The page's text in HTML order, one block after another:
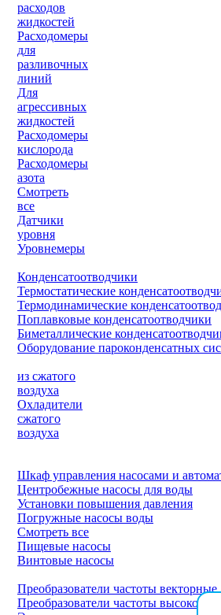
расходов
жидкостей
Расходомеры
для
разливочных
линий
Для
агрессивных
жидкостей
Расходомеры
кислорода
Расходомеры
азота
Смотреть
все
Датчики
уровня
Уровнемеры
Конденсатоотводчики
Термостатические
Термодинамические
Поплавковые конденсатоотводчики
Биметаллические
Оборудование пароконденсатных
из сжатого
воздуха
Охладители
сжатого
воздуха
Шкаф управления насосами и
Центробежные насосы для воды
Установки повышения давления
Погружные насосы воды
Смотреть все
Пищевые насосы
Винтовые насосы
Преобразователи частоты векторные
Преобразователи частоты